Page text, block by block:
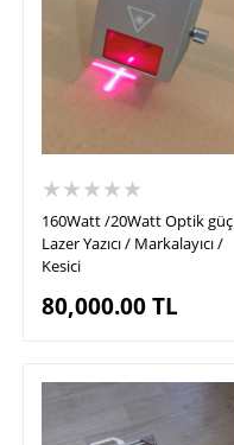
★★★★★
160Watt /20Watt Optik güç
Lazer Yazıcı / Markalayıcı /
Kesici
80,000.00TL